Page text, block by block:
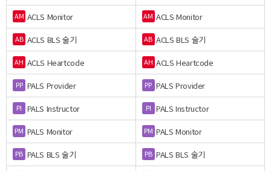
AM ACLS Monitor AM ACLS Monitor
AB ACLS BLS 술기 AB ACLS BLS 술기
AH ACLS Heartcode AH ACLS Heartcode
PP PALS Provider PP PALS Provider
PI PALS Instructor PI PALS Instructor
PM PALS Monitor PM PALS Monitor
PB PALS BLS 술기 PB PALS BLS 술기